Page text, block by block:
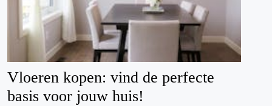
Vloeren kopen: vind de perfecte
basis voor jouw huis!